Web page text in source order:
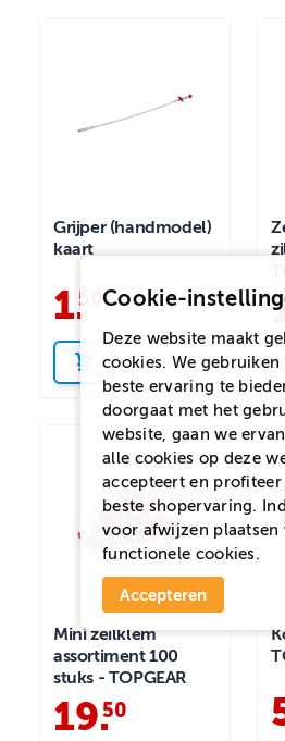
Grijper (handmodel)
kaart
1.50
Mini zeilklem
assortiment 100
stuks - TOPGEAR
19.
50
Cookie-
Deze website maakt
cookies. We gebruiken
beste ervaring te
doorgaat met het
website, gaan we
alle cookies op deze
accepteert en profiteer
beste shopervaring.
voor afwijzen plaatsen
functionele cookies.
Accepteren